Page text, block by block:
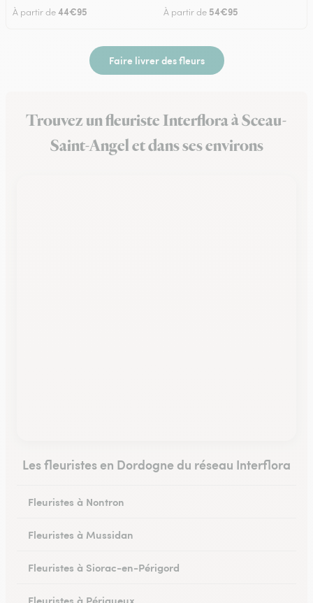
À partir de44€95 À partir de 54€95
Faire livrer des fleurs
Trouvez un fleuriste Interflora à Sceau-
Saint-Angel et dans ses environs
Les fleuristes en Dordogne du réseau Interflora
Fleuristes à Nontron
Fleuristes à Mussidan
Fleuristes à Siorac-en-Périgord
Fleuristes à Périgueux